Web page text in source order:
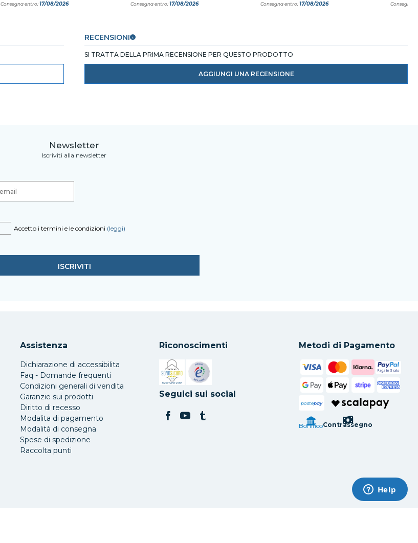
Consegna entro:17/08/2026 Consegna entro:17/08/2026 Consegna entro:17/08/2026 Consegna
RECENSIONI
SI TRATTA DELLA PRIMA RECENSIONE PER QUESTO PRODOTTO
AGGIUNGI UNA RECENSIONE
Newsletter
Iscriviti alla newsletter
Accetto i termini e le condizioni (leggi)
Assistenza
Dichiarazione di accessibilita
Faq - Domande frequenti
Condizioni generali di vendita
Garanzie sui prodotti
Diritto di recesso
Modalita di pagamento
Modalità di consegna
Spese di spedizione
Raccolta punti
Riconoscimenti
Si apre in una nuova scheda
Si apre in una nuova scheda
Seguici sui social
Metodi di Pagamento
postepay
BonificoContrassegno